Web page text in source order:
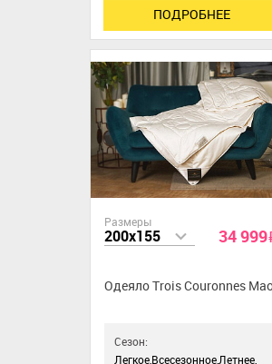
ПОДРОБНЕЕ
Размеры
200x155 34 999
Одеяло Trois Couronnes
Сезон:
Легкое,Всесезонное,Летнее,